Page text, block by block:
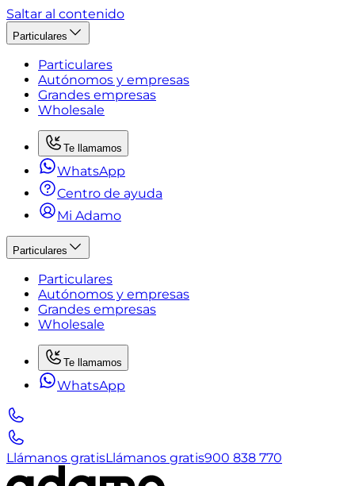
Saltar al contenido
Particulares
Particulares
Autónomos y empresas
Grandes empresas
Wholesale
Te llamamos
WhatsApp
Centro de ayuda
Mi Adamo
Particulares
Particulares
Autónomos y empresas
Grandes empresas
Wholesale
Te llamamos
WhatsApp
Llámanos gratisLlámanos gratis900 838 770